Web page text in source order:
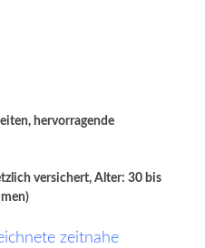
hervorragende
versichert, Alter: 30 bis
zeitnahe